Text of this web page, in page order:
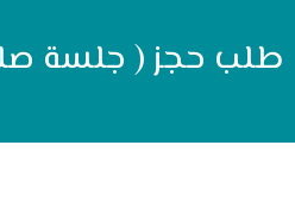
طلب حجز ( جلسة